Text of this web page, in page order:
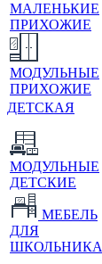
МАЛЕНЬКИЕ
ПРИХОЖИЕ
МОДУЛЬНЫЕ
ПРИХОЖИЕ
ДЕТСКАЯ
МОДУЛЬНЫЕ
ДЕТСКИЕ
МЕБЕЛЬ
ДЛЯ
ШКОЛЬНИКА